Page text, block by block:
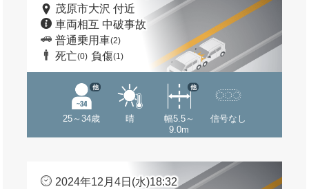
茂原市大沢 付近
車両相互 中破事故
普通乗用車(2)
死亡(0) 負傷(1)
25～34歳
他
晴
幅5.5～
9.0m
他
信号なし
2024年12月4日(水)18:32